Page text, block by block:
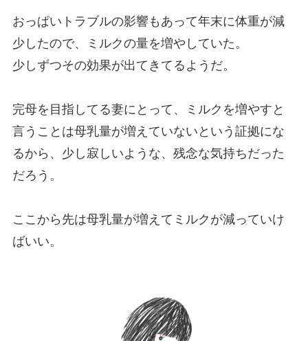
おっぱいトラブルの影響もあって年末に体重が減
少したので、ミルクの量を増やしていた。
少しずつその効果が出てきてるようだ。
完母を目指してる妻にとって、ミルクを増やすと
言うことは母乳量が増えていないという証拠にな
るから、少し寂しいような、残念な気持ちだった
だろう。
ここから先は母乳量が増えてミルクが減っていけ
ばいい。